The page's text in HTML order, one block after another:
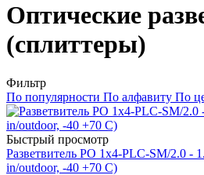
Оптические
(сплиттеры)
Фильтр
По популярности По алфавиту По
Быстрый просмотр
Разветвитель РО 1х4-PLC-SM/2.0 -
in/outdoor, -40 +70 С)